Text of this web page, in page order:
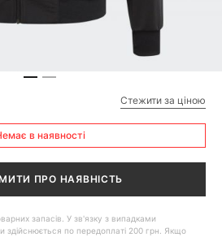
Стежити за ціною
в наявності
ПРО НАЯВНІСТЬ
запасів. У зв'язку з випадками
здійснюється по передоплаті 200 грн. Якщо